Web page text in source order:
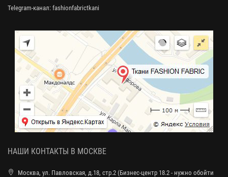
Telegram-канал: fashionfabrictkani
НАШИ КОНТАКТЫ В МОСКВЕ
Москва, ул. Павловская, д.18, стр.2 (Бизнес-центр 18.2 - нужно обойти